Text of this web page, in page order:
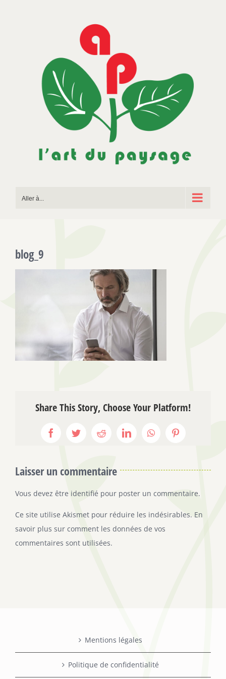
Aller à...
blog_9
Share This Story, Choose Your Platform!
FacebookTwitterRedditLinkedInWhatsAppPinterest
Laisser un commentaire
Vous devez être identifié pour poster un commentaire.
Ce site utilise Akismet pour réduire les indésirables. En
savoir plus sur comment les données de vos
commentaires sont utilisées.
Mentions légales
Politique de confidentialité